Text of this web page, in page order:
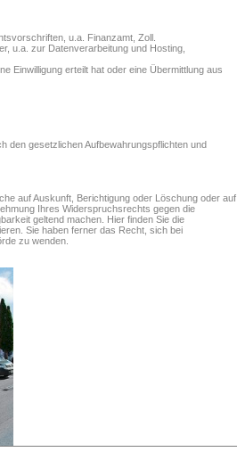
u.a. Finanzamt, Zoll.
u.a. zur Datenverarbeitung und Hosting,
Einwilligung erteilt hat oder eine Übermittlung aus
den gesetzlichen Aufbewahrungspflichten und
auf Auskunft, Berichtigung oder Löschung oder auf
Ihres Widerspruchsrechts gegen die
geltend machen. Hier finden Sie die
Sie haben ferner das Recht, sich bei
zu wenden.